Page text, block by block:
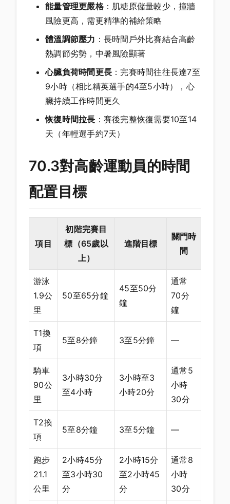
能量管理更嚴格：肌糖原儲量較少，撞牆
風險更高，需更精準的補給策略
體溫調節壓力 ：長時間戶外比賽結合高齡
熱調節劣勢，中暑風險顯著
心臟負荷時間更長 ：完賽時間往往長達7至
9小時（相比精英選手的4至5小時），心
臟持續工作時間更久
恢復時間拉長 ：賽後完整恢復需要10至14
天（年輕選手約7天）
70.3對高齡運動員的時間
配置目標
項目
初階完賽目
標（65歲以
上）
進階目標
關門時
間
游泳
1.9公
里
50至65分鐘
45至50分
鐘
通常
70分
鐘
T1換
項
5至8分鐘 3至5分鐘 —
騎車
90公
里
3小時30分
至4小時
3小時至3
小時20分
通常5
小時
30分
T2換
項
5至8分鐘 3至5分鐘 —
跑步
21.1
公里
2小時45分
至3小時30
分
2小時15分
至2小時45
分
通常8
小時
30分